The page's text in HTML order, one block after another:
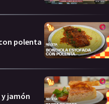
polenta
jamón